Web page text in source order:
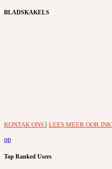
BLADSKAKELS
KONTAK ONS LEES MEER OOR INK
op
Top Ranked Users